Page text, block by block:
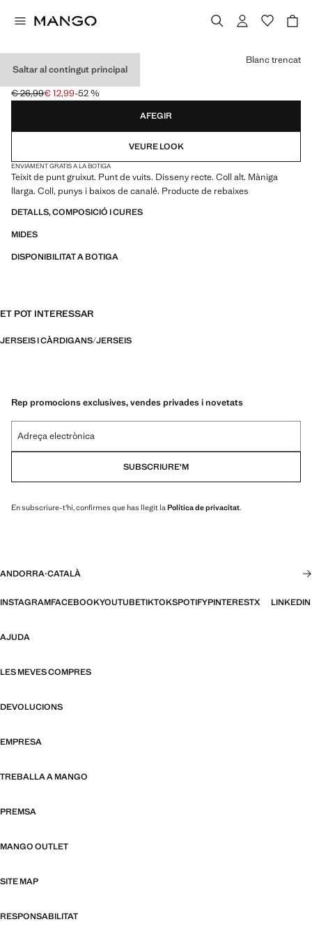
Saltar al contingut principal
JERSEI PUNT COLL ALT
Preu inicial ratllat [€ 26,99 ]
€ 26,99
Preu actual [€ 12,99 ]
€ 12,99-52 %
Selecciona un color
Blanc trencat
AFEGIR
VEURE LOOK
ENVIAMENT GRATIS A LA BOTIGA
Teixit de punt gruixut. Punt de vuits. Disseny recte. Coll alt. Màniga
llarga. Coll, punys i baixos de canalé. Producte de rebaixes
DETALLS, COMPOSICIÓ I CURES
MIDES
DISPONIBILITAT A BOTIGA
ET POT INTERESSAR
JERSEIS I CÀRDIGANS JERSEIS
Rep promocions exclusives, vendes privades i novetats
Adreça electrònica
SUBSCRIURE'M
En subscriure-t'hi, confirmes que has llegit la Política de privacitat.
ANDORRA·CATALÀ
INSTAGRAMFACEBOOKYOUTUBETIKTOKSPOTIFYPINTERESTX LINKEDIN
AJUDA
LES MEVES COMPRES
DEVOLUCIONS
EMPRESA
TREBALLA A MANGO
PREMSA
MANGO OUTLET
SITE MAP
RESPONSABILITAT